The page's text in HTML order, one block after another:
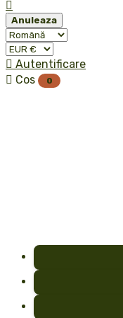

Anuleaza
 Autentificare
 Cos 0